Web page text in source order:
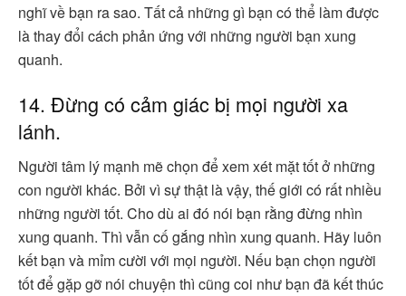
nghĩ về bạn ra sao. Tất cả những gì bạn có thể làm được
là thay đổi cách phản ứng với những người bạn xung
quanh.
14. Đừng có cảm giác bị mọi người xa
lánh.
Người tâm lý mạnh mẽ chọn để xem xét mặt tốt ở những
con người khác. Bởi vì sự thật là vậy, thế giới có rất nhiều
những người tốt. Cho dù ai đó nói bạn rằng đừng nhìn
xung quanh. Thì vẫn cố gắng nhìn xung quanh. Hãy luôn
kết bạn và mỉm cười với mọi người. Nếu bạn chọn người
tốt để gặp gỡ nói chuyện thì cũng coi như bạn đã kết thúc